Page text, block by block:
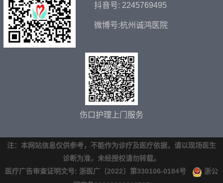
抖音号: 2245769495
微博号:杭州诚鸿医院
伤口护理上门服务
注：本网站信息仅供参考，不能作为诊疗及医疗依据，请以现场医生
诊断为准，未经授权请勿转载。
医疗广告审查证明文号: 浙医广〔2022〕第330106-0184号
浙公